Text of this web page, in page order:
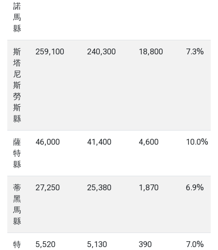
諾
馬
縣
斯
塔
尼
斯
勞
斯
縣
259,100 240,300 18,800 7.3%
薩
特
縣
46,000 41,400 4,600 10.0%
蒂
黑
馬
縣
27,250 25,380 1,870 6.9%
特
5,520 5,130 390 7.0%